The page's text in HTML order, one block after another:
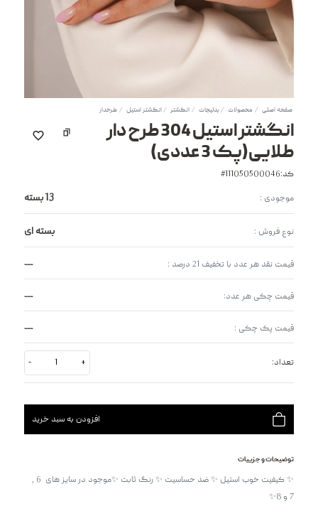
صفحه اصلی محصولات بدلیجات انگشتر انگشتر استیل طرحدار
انگشتر استیل 304 طرح دار
طلایی(پک 3 عددی)
کد:111050500046#
موجودی : 13 بسته
نوع فروش : بسته ای
قیمت نقد هر عدد با تخفیف 21 درصد : ---
قیمت چکی هر عدد: ---
قیمت پک چکی : ---
تعداد: +
-
افزودن به سبد خرید
توضیحات و جزییات
7 و 8✨